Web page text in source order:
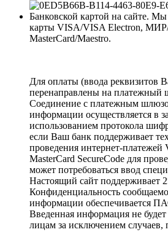
Банковской картой на сайте.
карты VISA/VISA Electron,
MasterCard/Maestro.
Для оплаты (ввода реквизитов
перенаправлены на
Соединение с платежным
информации осуществляется в
использованием протокола
если Ваш банк поддерживает
проведения интернет-платежей
MasterCard SecureCode для
может потребоваться ввод
Настоящий сайт поддерживает
Конфиденциальность
информации обеспечивается
Введенная информация не будет
лицам за исключением случаев,